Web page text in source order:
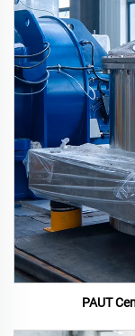
PAUT